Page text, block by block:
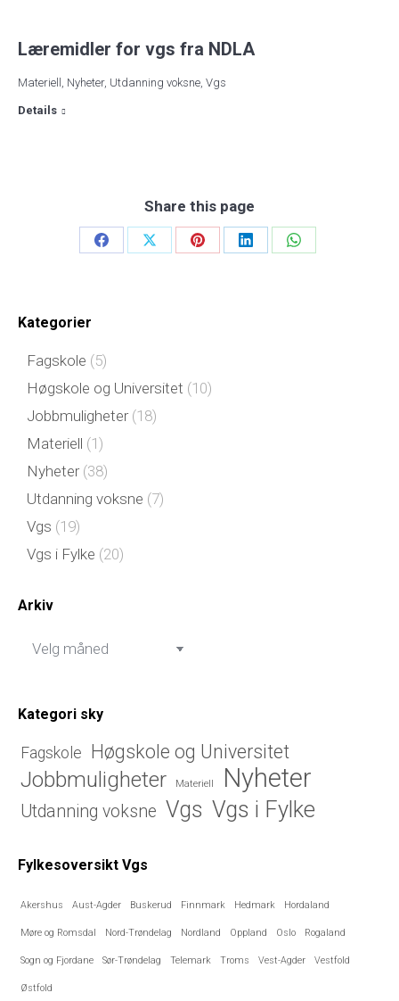
Læremidler for vgs fra NDLA
Materiell , Nyheter, Utdanning voksne, Vgs
Details
Share this page
Share
Share
Share
Share
Share
Kategorier
Fagskole (5)
Høgskole og Universitet (10)
Jobbmuligheter(18)
Materiell (1)
Nyheter(38)
Utdanning voksne (7)
Vgs (19)
Vgs i Fylke (20)
Arkiv
Arkiv
Kategori sky
Fagskole Høgskole og Universitet
Jobbmuligheter Materiell Nyheter
Utdanning voksne Vgs Vgs i Fylke
Fylkesoversikt Vgs
Akershus Aust-Agder Buskerud Finnmark Hedmark Hordaland
Møre og Romsdal Nord-Trøndelag Nordland Oppland Oslo Rogaland
Sogn og Fjordane Sør-Trøndelag Telemark Troms Vest-Agder Vestfold
Østfold